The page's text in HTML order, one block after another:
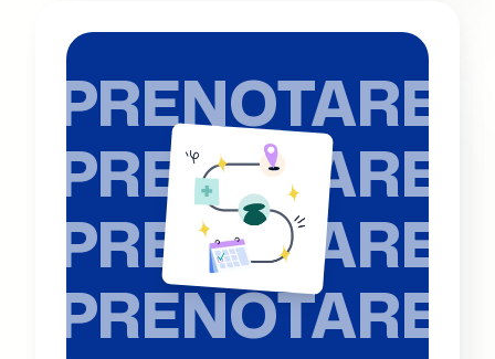
PRENOTARE
PRENOTARE
PRENOTARE
PRENOTARE